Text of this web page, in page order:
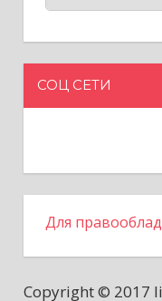
СОЦ СЕТИ
Для
Copyright © 2017